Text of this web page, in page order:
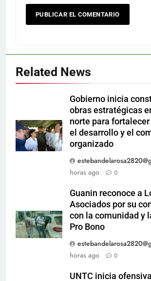
Related News
Gobierno inicia
obras estratégicas
norte para
el desarrollo y el
organizado
horas ago
0
Guanin reconoce a
Asociados por su
con la comunidad y
Pro Bono
horas ago
0
UNTC inicia